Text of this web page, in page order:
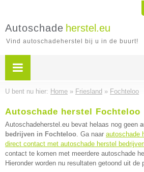
Autoschade herstel.eu
Vind autoschadeherstel bij u in de buurt!
U bent nu hier: Home » Friesland » Fochteloo
Autoschade herstel Fochteloo
Autoschadeherstel.eu bevat helaas nog geen
bedrijven in Fochteloo. Ga naar autoschade
direct contact met autoschade herstel
contact te komen met meerdere autoschade
Hieronder worden nu resultaten getoond uit de